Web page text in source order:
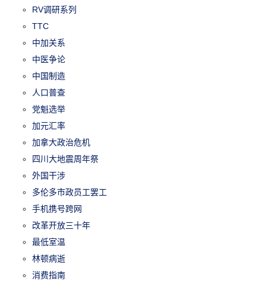
RV调研系列
TTC
中加关系
中医争论
中国制造
人口普查
党魁选举
加元汇率
加拿大政治危机
四川大地震周年祭
外国干涉
多伦多市政员工罢工
手机携号跨网
改革开放三十年
最低室温
林顿病逝
消费指南